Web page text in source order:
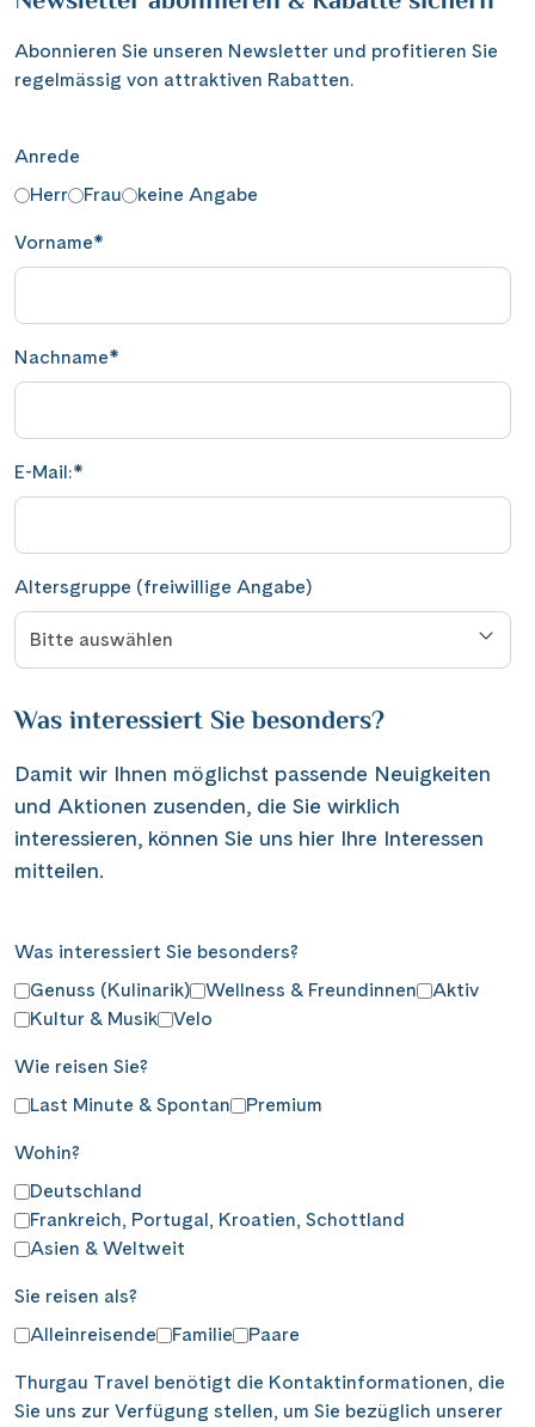
Abonnieren Sie unseren Newsletter und profitieren Sie
regelmässig von attraktiven Rabatten.
Anrede
Herr
Frau keine Angabe
Vorname*
Nachname*
E-Mail:*
Altersgruppe (freiwillige Angabe)
Was interessiert Sie besonders?
Damit wir Ihnen möglichst passende Neuigkeiten
und Aktionen zusenden, die Sie wirklich
interessieren, können Sie uns hier Ihre Interessen
mitteilen.
Was interessiert Sie besonders?
Genuss (Kulinarik)
Wellness & Freundinnen
Aktiv
Kultur & Musik
Velo
Wie reisen Sie?
Last Minute & Spontan
Premium
Wohin?
Deutschland
Frankreich, Portugal, Kroatien, Schottland
Asien & Weltweit
Sie reisen als?
Alleinreisende
Familie Paare
Thurgau Travel benötigt die Kontaktinformationen, die
Sie uns zur Verfügung stellen, um Sie bezüglich unserer